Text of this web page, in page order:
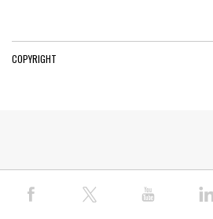
COPYRIGHT
© COPYRIGHT PAP 2026